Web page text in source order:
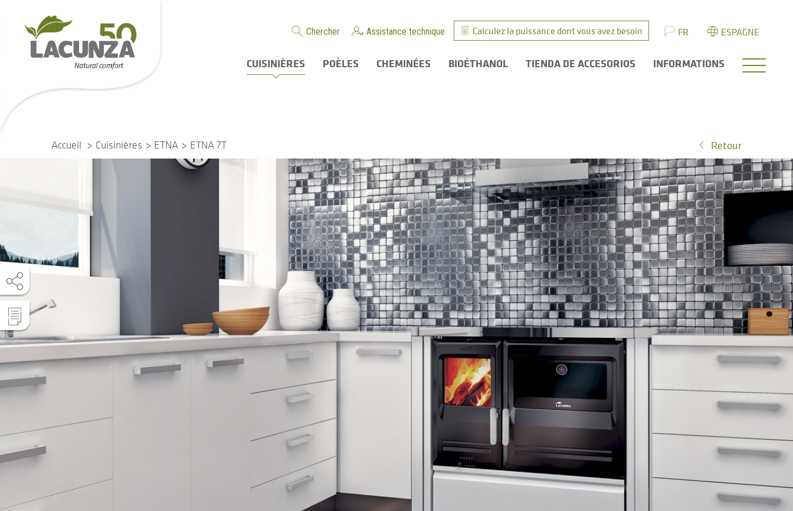
Chercher Assistance technique Calculez la puissance dont vous avez besoin FR ESPAGNE
CUISINIÈRES POÈLES CHEMINÉES BIOÉTHANOL TIENDA DE ACCESORIOS INFORMATIONS
Accueil Cuisinières ETNA ETNA 7T Retour